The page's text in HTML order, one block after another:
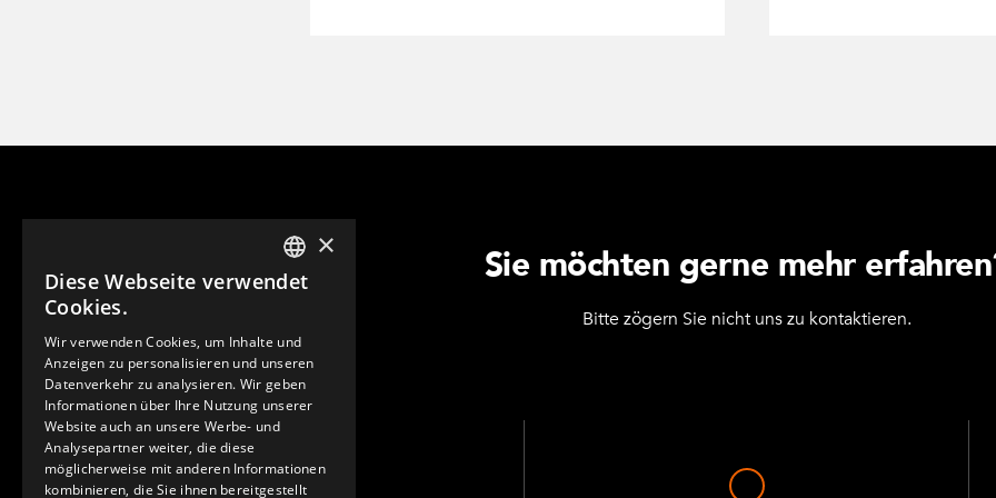
Sie möchten gerne mehr
Bitte zögern Sie nicht uns zu kontaktieren.
ENGLISH
×
Diese Webseite verwendet
Cookies.
Wir verwenden Cookies, um Inhalte und
Anzeigen zu personalisieren und unseren
Datenverkehr zu analysieren. Wir geben
Informationen über Ihre Nutzung unserer
Website auch an unsere Werbe- und
Analysepartner weiter, die diese
möglicherweise mit anderen Informationen
kombinieren, die Sie ihnen bereitgestellt